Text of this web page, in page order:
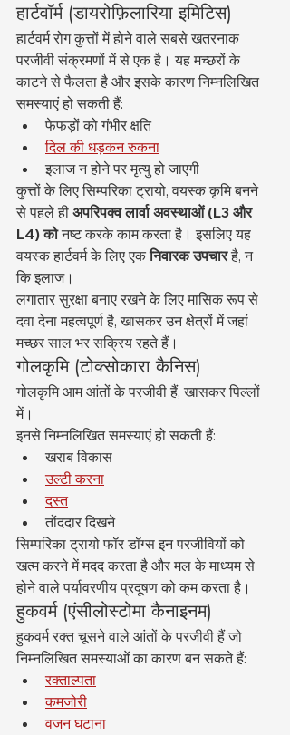
हार्टवॉर्म (डायरोफ़िलारिया इमिटिस)
हार्टवर्म रोग कुत्तों में होने वाले सबसे खतरनाक
परजीवी संक्रमणों में से एक है। यह मच्छरों के
काटने से फैलता है और इसके कारण निम्नलिखित
समस्याएं हो सकती हैं:
फेफड़ों को गंभीर क्षति
दिल की धड़कन रुकना
इलाज न होने पर मृत्यु हो जाएगी
कुत्तों के लिए सिम्परिका ट्रायो, वयस्क कृमि बनने
से पहले ही अपरिपक्व लार्वा अवस्थाओं (L3 और
L4) को नष्ट करके काम करता है। इसलिए यह
वयस्क हार्टवर्म के लिए एक निवारक उपचार है, न
कि इलाज।
लगातार सुरक्षा बनाए रखने के लिए मासिक रूप से
दवा देना महत्वपूर्ण है, खासकर उन क्षेत्रों में जहां
मच्छर साल भर सक्रिय रहते हैं।
गोलकृमि (टोक्सोकारा कैनिस)
गोलकृमि आम आंतों के परजीवी हैं, खासकर पिल्लों
में।
इनसे निम्नलिखित समस्याएं हो सकती हैं:
खराब विकास
उल्टी करना
दस्त
तोंददार दिखने
सिम्परिका ट्रायो फॉर डॉग्स इन परजीवियों को
खत्म करने में मदद करता है और मल के माध्यम से
होने वाले पर्यावरणीय प्रदूषण को कम करता है।
हुकवर्म (एंसीलोस्टोमा कैनाइनम)
हुकवर्म रक्त चूसने वाले आंतों के परजीवी हैं जो
निम्नलिखित समस्याओं का कारण बन सकते हैं:
रक्ताल्पता
कमजोरी
वजन घटाना